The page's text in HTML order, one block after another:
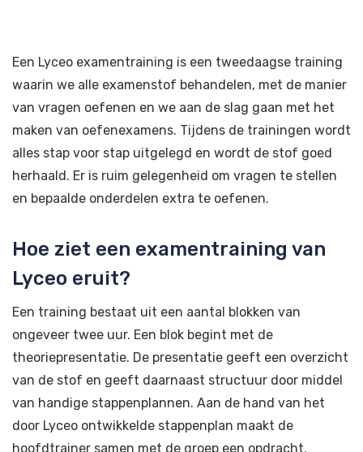
Een Lyceo examentraining is een tweedaagse training
waarin we alle examenstof behandelen, met de manier
van vragen oefenen en we aan de slag gaan met het
maken van oefenexamens. Tijdens de trainingen wordt
alles stap voor stap uitgelegd en wordt de stof goed
herhaald. Er is ruim gelegenheid om vragen te stellen
en bepaalde onderdelen extra te oefenen.
Hoe ziet een examentraining van
Lyceo eruit?
Een training bestaat uit een aantal blokken van
ongeveer twee uur. Een blok begint met de
theoriepresentatie. De presentatie geeft een overzicht
van de stof en geeft daarnaast structuur door middel
van handige stappenplannen. Aan de hand van het
door Lyceo ontwikkelde stappenplan maakt de
hoofdtrainer samen met de groep een opdracht,